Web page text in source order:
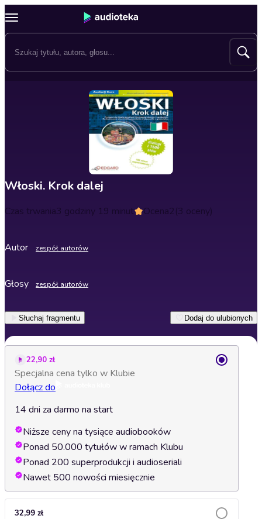
Włoski. Krok dalej
Czas trwania3 godziny 19 minut Ocena2(3 oceny)
Autor zespół autorów
Głosy zespół autorów
Słuchaj fragmentu Dodaj do ulubionych
22,90 zł
Specjalna cena tylko w Klubie
Dołącz do
14 dni za darmo na start
Niższe ceny na tysiące audiobooków
Ponad 50.000 tytułów w ramach Klubu
Ponad 200 superprodukcji i audioseriali
Nawet 500 nowości miesięcznie
32,99 zł